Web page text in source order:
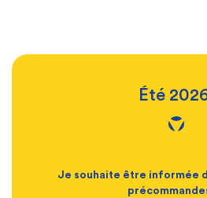
Été
Je souhaite être informée